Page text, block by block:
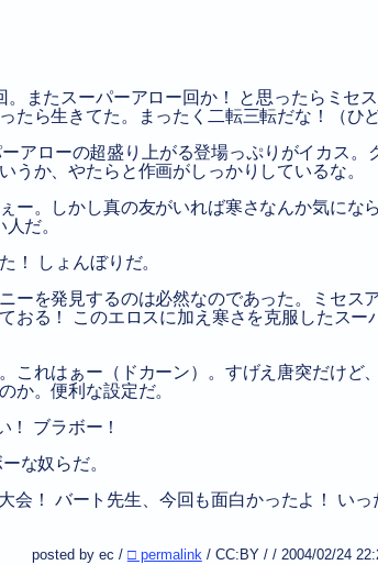
またスーパーアロー回か！ と思ったらミセ
たら生きてた。まったく二転三転だな！（ひど
アローの超盛り上がる登場っぷりがイカス。
うか、やたらと作画がしっかりしているな。
ー。しかし真の友がいれば寒さなんか気にな
だ。
！ しょんぼりだ。
ーを発見するのは必然なのであった。ミセス
おる！ このエロスに加え寒さを克服したスー
これはぁー（ドカーン）。すげえ唐突だけど
か。便利な設定だ。
ブラボー！
な奴らだ。
会！ バート先生、今回も面白かったよ！ い
posted by ec / □ permalink/ CC:BY/ / 2004/02/24